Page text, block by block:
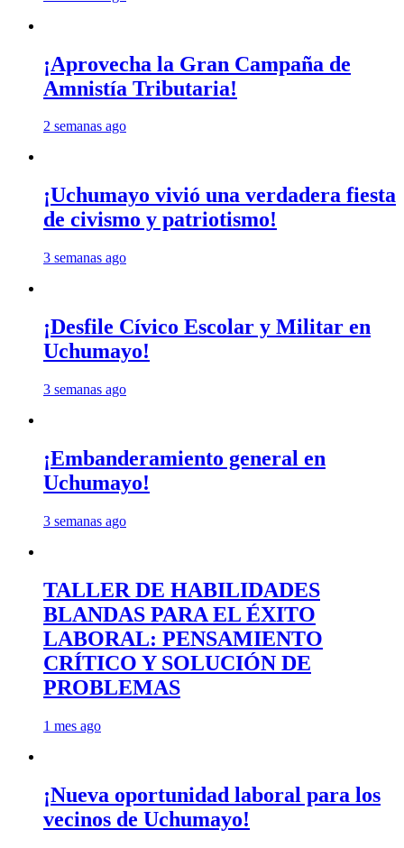
¡Aprovecha la Gran Campaña de
Amnistía Tributaria!
2 semanas ago
¡Uchumayo vivió una verdadera fiesta
de civismo y patriotismo!
3 semanas ago
¡Desfile Cívico Escolar y Militar en
Uchumayo!
3 semanas ago
¡Embanderamiento general en
Uchumayo!
3 semanas ago
TALLER DE HABILIDADES
BLANDAS PARA EL ÉXITO
LABORAL: PENSAMIENTO
CRÍTICO Y SOLUCIÓN DE
PROBLEMAS
1 mes ago
¡Nueva oportunidad laboral para los
vecinos de Uchumayo!